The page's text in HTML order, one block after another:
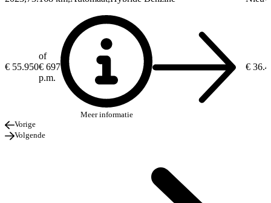
€ 55.950
of
€ 697
p.m.
Meer informatie
€
Vorige
Volgende